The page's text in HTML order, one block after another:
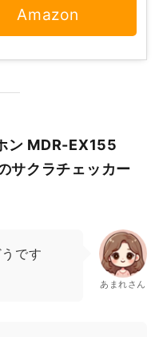
Amazon
ン MDR-EX155
サクラチェッカー
です
あまれさん